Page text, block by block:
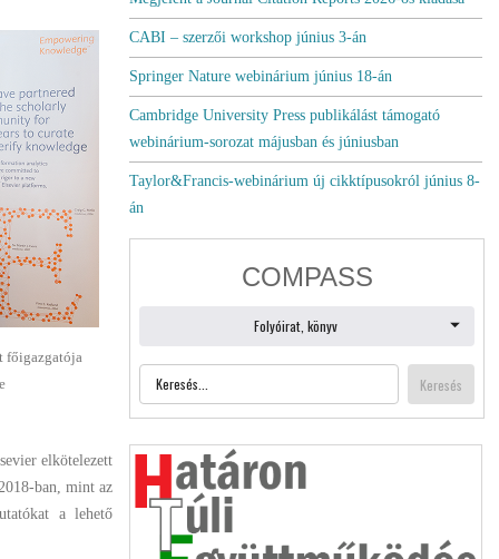
főigazgatója
elkötelezett
ban, mint az
a lehető
CABI – szerzői workshop június 3-án
Springer Nature webinárium június 18-án
Cambridge University Press publikálást támogató
webinárium-sorozat májusban és júniusban
Taylor&Francis-webinárium új cikktípusokról június 8-
án